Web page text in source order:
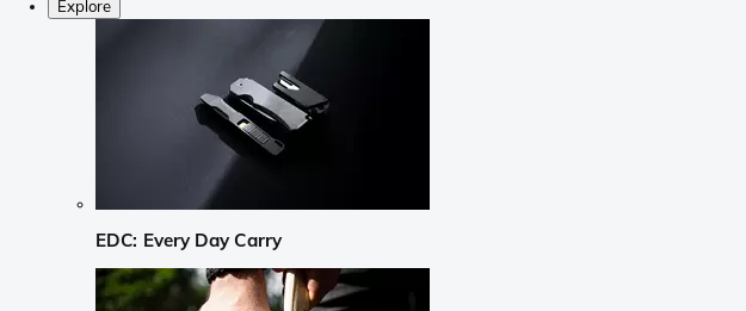
Explore
EDC: Every Day Carry